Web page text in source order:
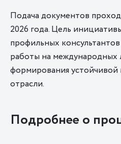
Подача документов
2026 года. Цель
профильных
работы на международных
формирования устойчивой
отрасли.
Подробнее о